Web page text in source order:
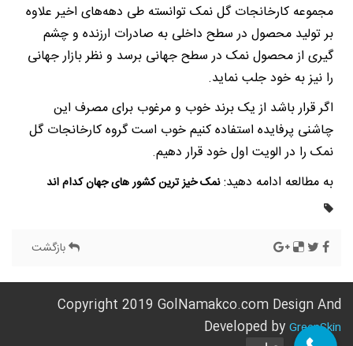
مجموعه کارخانجات گل نمک توانسته طی دهه‌های اخیر علاوه
بر تولید محصول در سطح داخلی به صادرات ارزنده و چشم
گیری از محصول نمک در سطح جهانی برسد و نظر بازار جهانی
را نیز به خود جلب نماید.
اگر قرار باشد از یک برند خوب و مرغوب برای مصرف این
چاشنی پرفایده استفاده کنیم خوب است گروه کارخانجات گل
نمک را در الویت اول خود قرار دهیم.
به مطالعه ادامه دهید:نمک خیز ترین کشور‌ های جهان کدام‌ اند
بازگشت
Copyright 2019 GolNamakco.com Design And
Developed by GreenSkin